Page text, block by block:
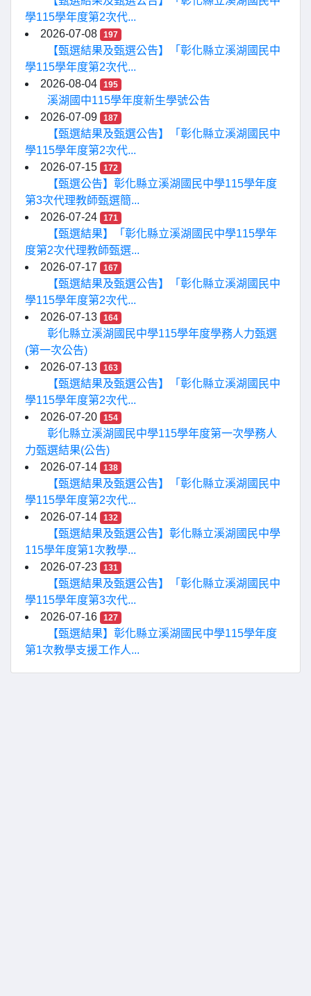
學115學年度第2次代...
2026-07-08
197
【甄選結果及甄選公告】「彰化縣立溪湖國民中
學115學年度第2次代...
2026-08-04
195
溪湖國中115學年度新生學號公告
2026-07-09
187
【甄選結果及甄選公告】「彰化縣立溪湖國民中
學115學年度第2次代...
2026-07-15
172
【甄選公告】彰化縣立溪湖國民中學115學年度
第3次代理教師甄選簡...
2026-07-24
171
【甄選結果】「彰化縣立溪湖國民中學115學年
度第2次代理教師甄選...
2026-07-17
167
【甄選結果及甄選公告】「彰化縣立溪湖國民中
學115學年度第2次代...
2026-07-13
164
彰化縣立溪湖國民中學115學年度學務人力甄選
(第一次公告)
2026-07-13
163
【甄選結果及甄選公告】「彰化縣立溪湖國民中
學115學年度第2次代...
2026-07-20
154
彰化縣立溪湖國民中學115學年度第一次學務人
力甄選結果(公告)
2026-07-14
138
【甄選結果及甄選公告】「彰化縣立溪湖國民中
學115學年度第2次代...
2026-07-14
132
【甄選結果及甄選公告】彰化縣立溪湖國民中學
115學年度第1次教學...
2026-07-23
131
【甄選結果及甄選公告】「彰化縣立溪湖國民中
學115學年度第3次代...
2026-07-16
127
【甄選結果】彰化縣立溪湖國民中學115學年度
第1次教學支援工作人...